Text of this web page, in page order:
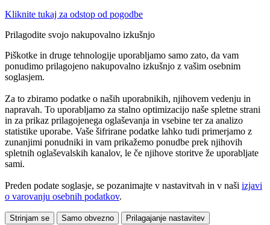
Kliknite tukaj za odstop od pogodbe
Prilagodite svojo nakupovalno izkušnjo
Piškotke in druge tehnologije uporabljamo samo zato, da vam
ponudimo prilagojeno nakupovalno izkušnjo z vašim osebnim
soglasjem.
Za to zbiramo podatke o naših uporabnikih, njihovem vedenju in
napravah. To uporabljamo za stalno optimizacijo naše spletne strani
in za prikaz prilagojenega oglaševanja in vsebine ter za analizo
statistike uporabe. Vaše šifrirane podatke lahko tudi primerjamo z
zunanjimi ponudniki in vam prikažemo ponudbe prek njihovih
spletnih oglaševalskih kanalov, le če njihove storitve že uporabljate
sami.
Preden podate soglasje, se pozanimajte v nastavitvah in v naši izjavi
o varovanju osebnih podatkov.
Strinjam se Samo obvezno Prilagajanje nastavitev